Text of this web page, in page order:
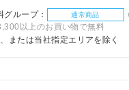
グループ： 通常商品
以上のお買い物で無料
または当社指定エリアを除く